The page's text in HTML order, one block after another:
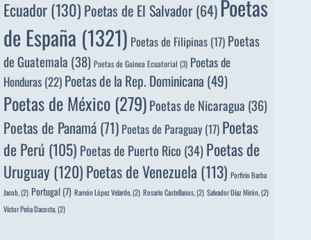
Ecuador(130) Poetas de El Salvador(64)Poetas
de España (1321) Poetas de Filipinas (17) Poetas
de Guatemala (38) Poetas de Guinea Ecuatorial (3) Poetas de
Honduras (22) Poetas de la Rep. Dominicana (49)
Poetas de México(279)Poetas de Nicaragua (36)
Poetas de Panamá (71) Poetas de Paraguay (17) Poetas
de Perú (105) Poetas de Puerto Rico (34) Poetas de
Uruguay(120)Poetas de Venezuela (113) Porfirio Barba
Jacob,(2) Portugal (7) Ramón López Velarde,(2) Rosario Castellanos,(2) Salvador Díaz Mirón,(2)
Víctor Peña Dacosta,(2)